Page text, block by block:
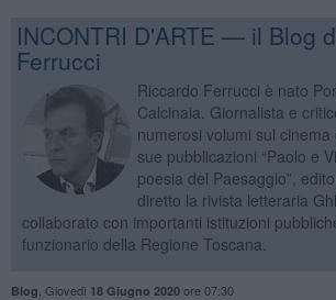
INCONTRI D'ARTE — il Blog
Ferrucci
Riccardo Ferrucci è nato
Calcinaia. Giornalista e
numerosi volumi sul cinema
sue pubblicazioni “Paolo e
poesia del Paesaggio”,
diretto la rivista letteraria
collaborato con importanti istituzioni
funzionario della Regione Toscana.
Blog Giovedì 18 Giugno 2020ore 07:30